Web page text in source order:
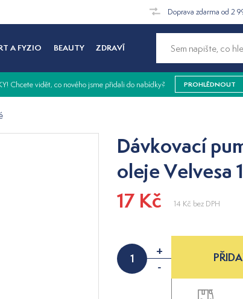
Doprava zdarma od 2
A FYZIO BEAUTY ZDRAVÍ
Chcete vidět, co nového jsme přidali do nabídky? PROHLÉDNOUT
Dávkovací
oleje Velvesa
17 Kč
14 Kč bez DPH
+
-